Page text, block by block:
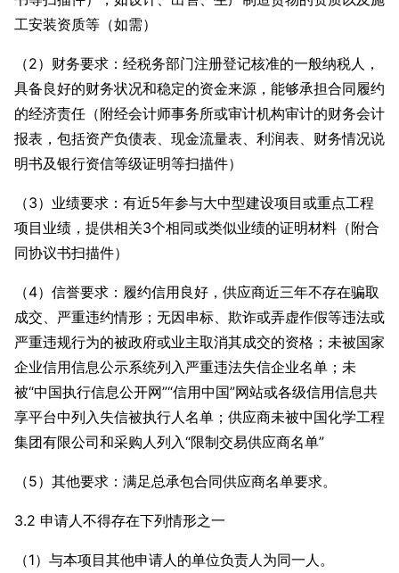
工安装资质等（如需）
（2）财务要求：经税务部门注册登记核准的一般纳税人，
具备良好的财务状况和稳定的资金来源，能够承担合同履约
的经济责任（附经会计师事务所或审计机构审计的财务会计
报表，包括资产负债表、现金流量表、利润表、财务情况说
明书及银行资信等级证明等扫描件）
（3）业绩要求：有近5年参与大中型建设项目或重点工程
项目业绩，提供相关3个相同或类似业绩的证明材料（附合
同协议书扫描件）
（4）信誉要求：履约信用良好，供应商近三年不存在骗取
成交、严重违约情形；无因串标、欺诈或弄虚作假等违法或
严重违规行为的被政府或业主取消其成交的资格；未被国家
企业信用信息公示系统列入严重违法失信企业名单；未
被“中国执行信息公开网”“信用中国”网站或各级信用信息共
享平台中列入失信被执行人名单；供应商未被中国化学工程
集团有限公司和采购人列入“限制交易供应商名单”
（5）其他要求：满足总承包合同供应商名单要求。
3.2 申请人不得存在下列情形之一
（1）与本项目其他申请人的单位负责人为同一人。